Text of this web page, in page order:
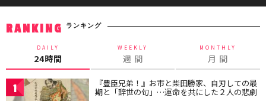
RANKING ランキング
DAILY
24時間
WEEKLY
週 間
MONTHLY
月 間
1 『豊臣兄弟！』お市と柴田勝家、自刃しての最
期と「辞世の句」…運命を共にした２人の悲劇